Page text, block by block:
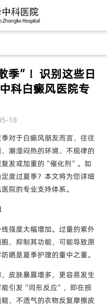
季”！识别这些日
科白癜风医院专
18
对于白癜风朋友而言，往往
潮湿闷热的环境、不规律的
发或加重的“催化剂”。如
度过夏季？本文将为您详细
院的专业支持体系。
强度大幅增加。过量的紫外
，抑制其功能，可能导致原
晒是夏季护理的重中之重。
皮肤暴露增多，更容易发生
引发“同形反应”，即在损
、不透气的衣物反复摩擦皮